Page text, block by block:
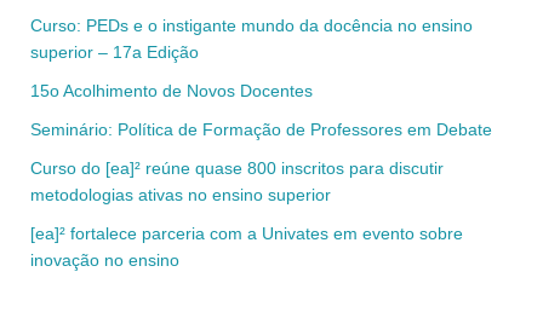
Curso: PEDs e o instigante mundo da docência no ensino
superior – 17a Edição
15o Acolhimento de Novos Docentes
Seminário: Política de Formação de Professores em Debate
Curso do [ea]² reúne quase 800 inscritos para discutir
metodologias ativas no ensino superior
[ea]² fortalece parceria com a Univates em evento sobre
inovação no ensino